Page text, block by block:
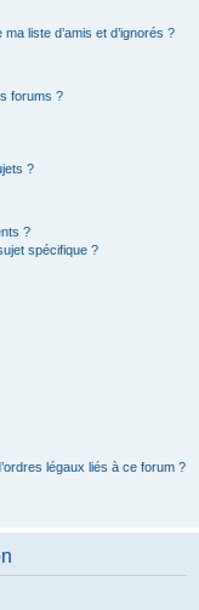
liste d’amis et d’ignorés ?
forums ?
?
?
spécifique ?
légaux liés à ce forum ?